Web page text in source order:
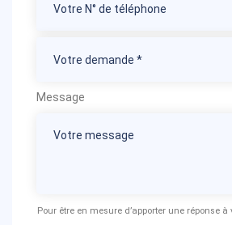
Message
Pour être en mesure d’apporter une réponse